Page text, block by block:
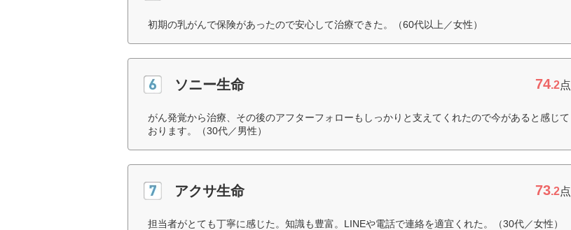
初期の乳がんで保険があったので安心して治療できた。（60代以上／女性）
ソニー生命 74.2点
がん発覚から治療、その後のアフターフォローもしっかりと支えてくれたので今があると感じて
おります。（30代／男性）
アクサ生命 73.2点
担当者がとても丁寧に感じた。知識も豊富。LINEや電話で連絡を適宜くれた。（30代／女性）